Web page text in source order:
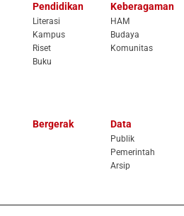
Pendidikan
Literasi
Kampus
Riset
Buku
Keberagaman
HAM
Budaya
Komunitas
Bergerak Data
Publik
Pemerintah
Arsip